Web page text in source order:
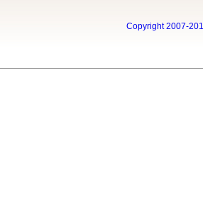
Copyright 2007-